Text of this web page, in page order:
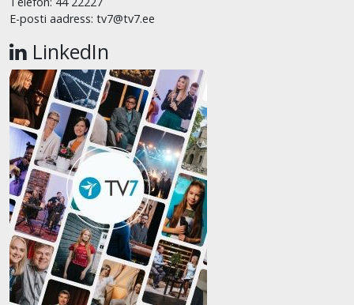
E-posti aadress: tv7@tv7.ee
LinkedIn